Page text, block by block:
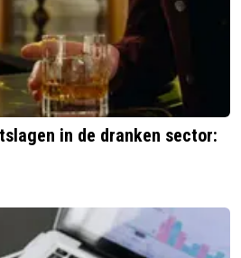
in de dranken sector: